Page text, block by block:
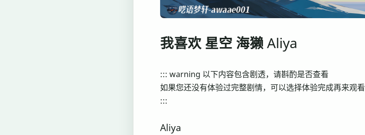
我喜欢 星空 海獭 Aliya
::: warning 以下内容包含剧透，请斟酌是否查看
如果您还没有体验过完整剧情，可以选择体验完成再来观看
:::
Aliya